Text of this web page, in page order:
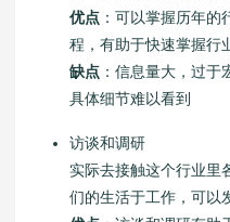
优点 ：可以掌握历年
程，有助于快速掌握行
缺点 ：信息量大，过于
具体细节难以看到
访谈和调研
实际去接触这个行业里
们的生活于工作，可以